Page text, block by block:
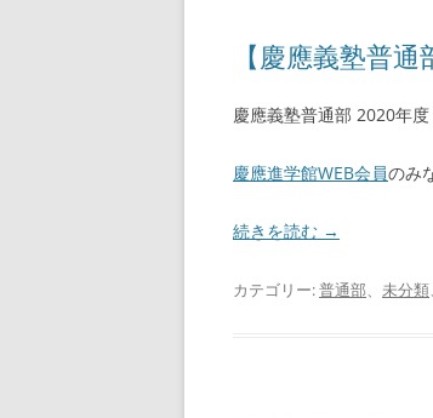
【慶應義塾普
慶應義塾普通部 2020年
慶應進学館WEB会員のみ
続きを読む →
カテゴリー:普通部、 未分類、